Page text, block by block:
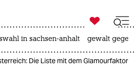
taz zahl ich
zahl ich

taz zahl ich
in sachsen-anhalt gewalt
Die Liste mit dem Glamourfaktor